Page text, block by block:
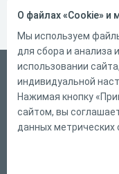
Русский
Справка
Форма обратной
О файлах «Cookie» и
Мы используем
для сбора и анализа
использовании
индивидуальной
Нажимая кнопку
сайтом, вы
данных метрических